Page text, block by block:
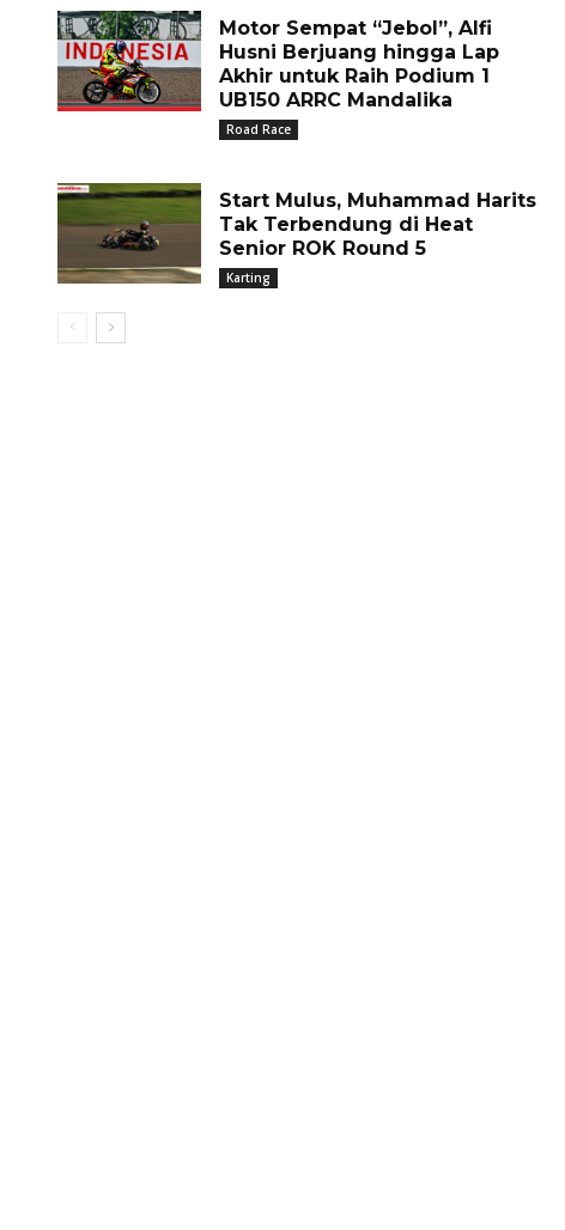
Motor Sempat “Jebol”, Alfi
Husni Berjuang hingga Lap
Akhir untuk Raih Podium 1
UB150 ARRC Mandalika
Road Race
Start Mulus, Muhammad Harits
Tak Terbendung di Heat
Senior ROK Round 5
Karting